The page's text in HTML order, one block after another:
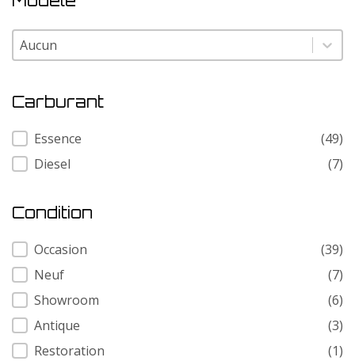
Modele
Modele
Carburant
Carburant
Essence
(49)
Diesel
(7)
Condition
Condition
Occasion
(39)
Neuf
(7)
Showroom
(6)
Antique
(3)
Restoration
(1)